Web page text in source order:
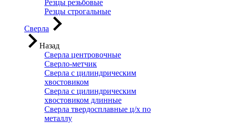
Резцы резьбовые
Резцы строгальные
Сверла
Назад
Сверла центровочные
Сверло-метчик
Сверла с цилиндрическим
хвостовиком
Сверла с цилиндрическим
хвостовиком длинные
Сверла твердосплавные ц/х по
металлу